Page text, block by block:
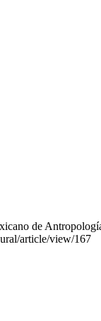
de
article/view/167